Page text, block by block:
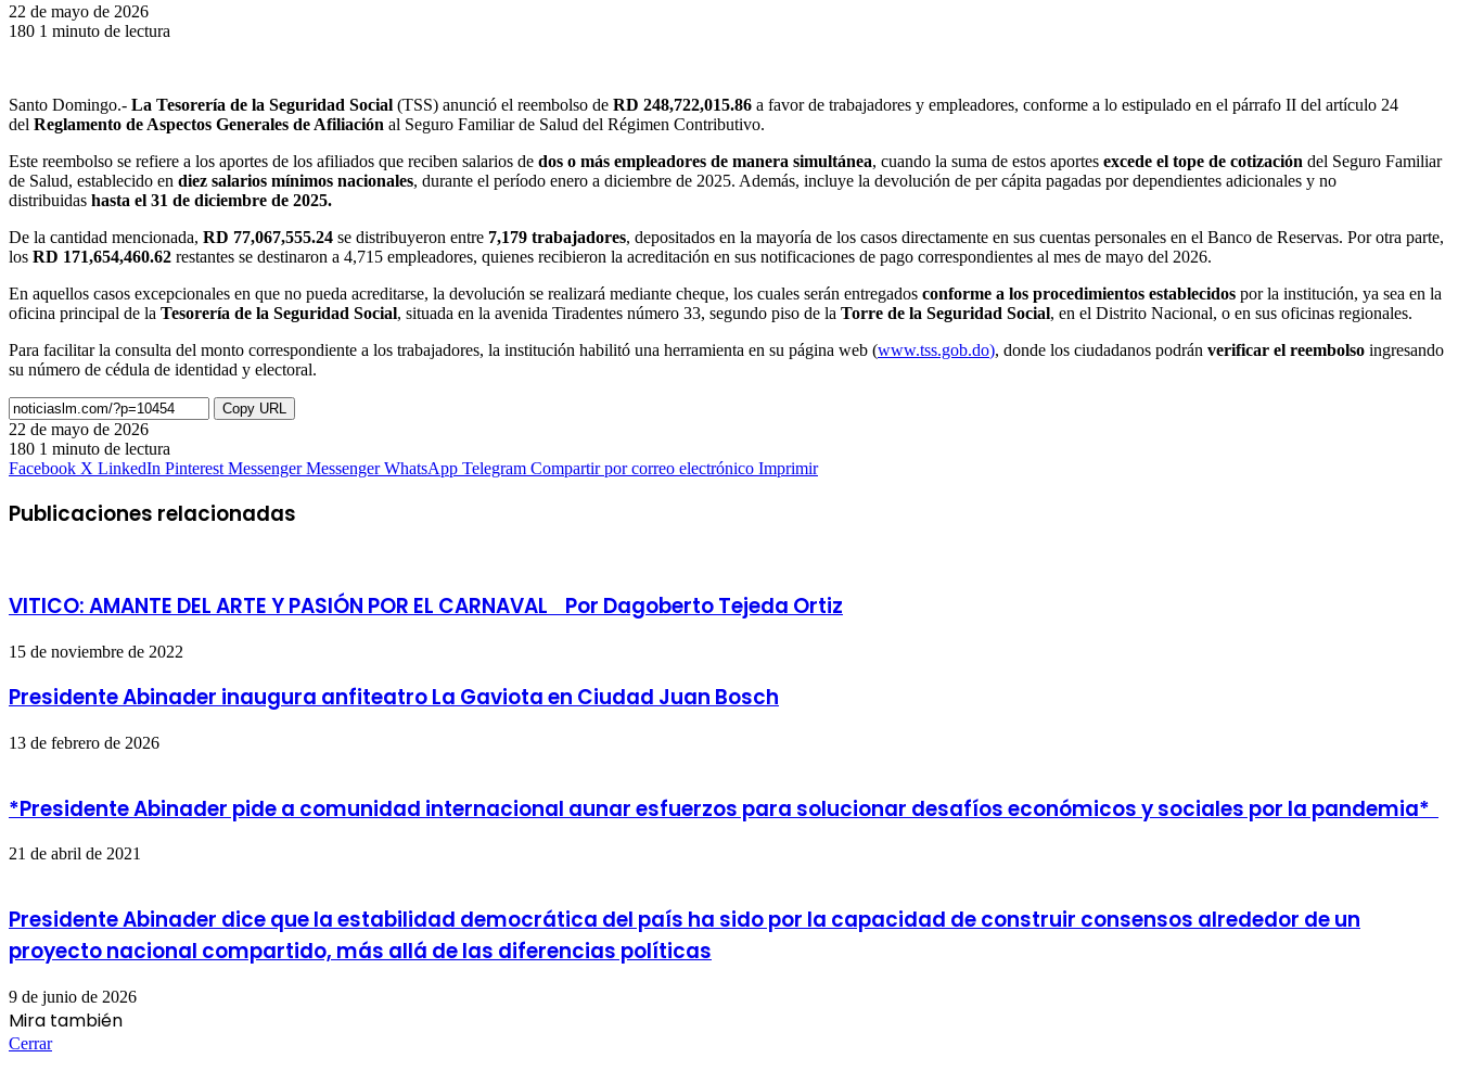
22 de mayo de 2026
180 1 minuto de lectura
Santo Domingo.- La Tesorería de la Seguridad Social (TSS) anunció el reembolso de RD 248,722,015.86 a favor de trabajadores y empleadores, conforme a lo estipulado en el párrafo II del artículo 24
del Reglamento de Aspectos Generales de Afiliación al Seguro Familiar de Salud del Régimen Contributivo.
Este reembolso se refiere a los aportes de los afiliados que reciben salarios de dos o más empleadores de manera simultánea, cuando la suma de estos aportes excede el tope de cotización del Seguro Familiar
de Salud, establecido en diez salarios mínimos nacionales, durante el período enero a diciembre de 2025. Además, incluye la devolución de per cápita pagadas por dependientes adicionales y no
distribuidas hasta el 31 de diciembre de 2025.
De la cantidad mencionada, RD 77,067,555.24 se distribuyeron entre 7,179 trabajadores, depositados en la mayoría de los casos directamente en sus cuentas personales en el Banco de Reservas. Por otra parte,
los RD 171,654,460.62 restantes se destinaron a 4,715 empleadores, quienes recibieron la acreditación en sus notificaciones de pago correspondientes al mes de mayo del 2026.
En aquellos casos excepcionales en que no pueda acreditarse, la devolución se realizará mediante cheque, los cuales serán entregados conforme a los procedimientos establecidos por la institución, ya sea en la
oficina principal de la Tesorería de la Seguridad Social, situada en la avenida Tiradentes número 33, segundo piso de la Torre de la Seguridad Social, en el Distrito Nacional, o en sus oficinas regionales.
Para facilitar la consulta del monto correspondiente a los trabajadores, la institución habilitó una herramienta en su página web (www.tss.gob.do), donde los ciudadanos podrán verificar el reembolso ingresando
su número de cédula de identidad y electoral.
Copy URL
22 de mayo de 2026
180 1 minuto de lectura
Facebook X LinkedIn Pinterest Messenger Messenger WhatsApp Telegram Compartir por correo electrónico Imprimir
Publicaciones relacionadas
VITICO: AMANTE DEL ARTE Y PASIÓN POR EL CARNAVAL Por Dagoberto Tejeda Ortiz
15 de noviembre de 2022
Presidente Abinader inaugura anfiteatro La Gaviota en Ciudad Juan Bosch
13 de febrero de 2026
*Presidente Abinader pide a comunidad internacional aunar esfuerzos para solucionar desafíos económicos y sociales por la pandemia*
21 de abril de 2021
Presidente Abinader dice que la estabilidad democrática del país ha sido por la capacidad de construir consensos alrededor de un
proyecto nacional compartido, más allá de las diferencias políticas
9 de junio de 2026
Mira también
Cerrar